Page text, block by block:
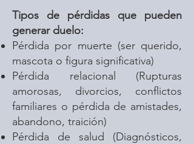
Tipos de pérdidas que pueden
generar duelo:
Pérdida por muerte (ser querido,
mascota o figura significativa)
Pérdida relacional (Rupturas
amorosas, divorcios, conflictos
familiares o pérdida de amistades,
abandono, traición)
Pérdida de salud (Diagnósticos,